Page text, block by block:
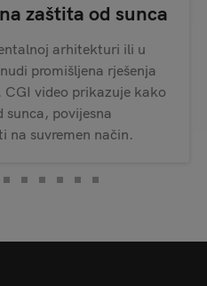
zaštita od sunca
arhitekturi ili u
promišljena rješenja
video prikazuje kako
sunca, povijesna
suvremen način.